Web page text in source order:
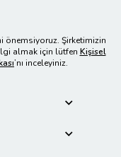
önemsiyoruz. Şirketimizin
almak için lütfen Kişisel
’nı inceleyiniz.